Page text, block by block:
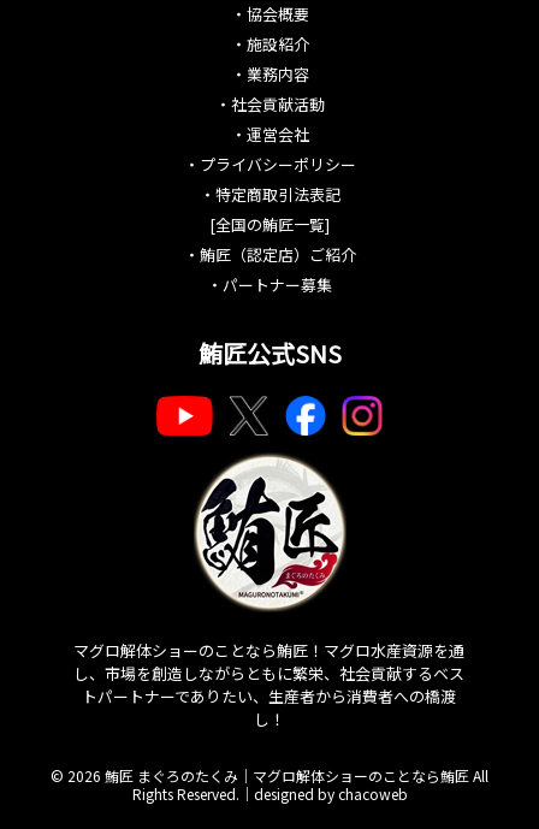
・ 協会概要
・ 施設紹介
・ 業務内容
・ 社会貢献活動
・ 運営会社
・ プライバシーポリシー
・ 特定商取引法表記
[全国の鮪匠一覧]
・ 鮪匠（認定店）ご紹介
・ パートナー募集
鮪匠公式SNS
マグロ解体ショーのことなら鮪匠！マグロ水産資源を通
し、市場を創造しながらともに繁栄、社会貢献するベス
トパートナーでありたい、生産者から消費者への橋渡
し！
© 2026 鮪匠 まぐろのたくみ｜マグロ解体ショーのことなら鮪匠 All
Rights Reserved.｜ designed by chacoweb